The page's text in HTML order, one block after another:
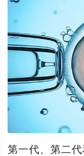
第一代、第二